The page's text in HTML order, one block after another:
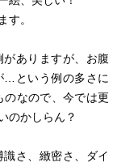
す。
ありますが、お腹
…という例の多さに
なので、今では更
のかしらん？
さ、緻密さ、ダイ